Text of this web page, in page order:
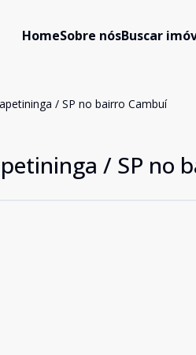
HomeSobre nósBuscar
/ SP no bairro Cambuí
/ SP no